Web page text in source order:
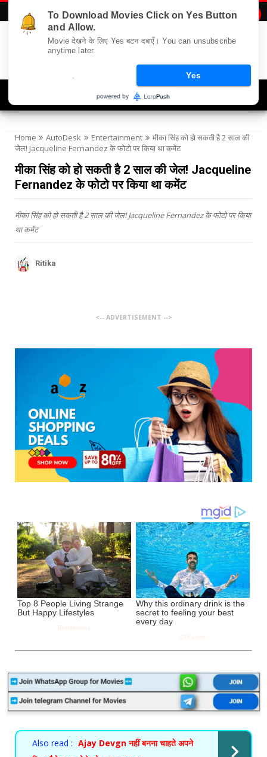
Home AutoDesk Entertainment
मीका सिंह को हो सकती है 2 साल की
जेल! Jacqueline Fernandez के फोटो पर किया था कमेंट
मीका सिंह को हो सकती है 2 साल की जेल! Jacqueline
Fernandez के फोटो पर किया था कमेंट
मीका सिंह को हो सकती है 2 साल की जेल! Jacqueline Fernandez के फोटो पर किया
था कमेंट
Ritika
<-- ADVERTISEMENT -->
Also read : Ajay Devgn नहीं बनना चाहते अपने
To Download Movies Click on Yes Button
and Allow.
Movie देखने के लिए Yes बटन दबाएँ। You can unsubscribe
anytime later.
Yes